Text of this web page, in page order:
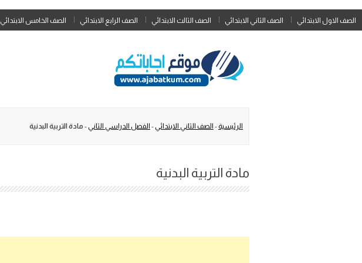
الصف الاول الابتدائي الصف الثاني الابتدائي الصف الثالث الابتدائي الصف الرابع الابتدائي الصف الخامس الابتدائي
الرئيسية - الصف الثاني الابتدائي - الفصل الدراسي الثاني - مادة التربية البدنية
مادة التربية البدنية